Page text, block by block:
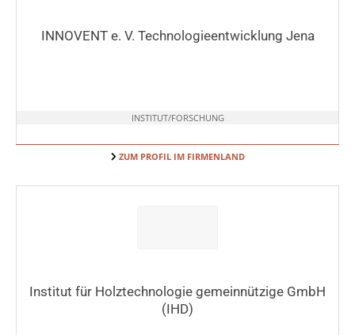
INNOVENT e. V. Technologieentwicklung Jena
INSTITUT/FORSCHUNG
ZUM PROFIL IM FIRMENLAND
Institut für Holztechnologie gemeinnützige GmbH
(IHD)